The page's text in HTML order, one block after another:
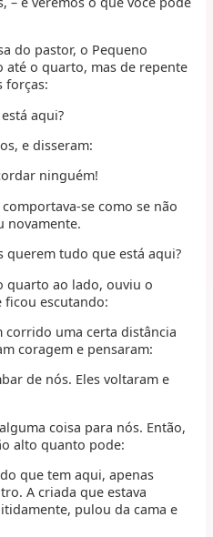
do pastor, o Pequeno
o quarto, mas de repente
forças:
aqui?
e disseram:
ninguém!
se como se não
novamente.
querem tudo que está aqui?
quarto ao lado, ouviu o
ficou escutando:
corrido uma certa distância
coragem e pensaram:
de nós. Eles voltaram e
coisa para nós. Então,
alto quanto pode:
que tem aqui, apenas
A criada que estava
pulou da cama e